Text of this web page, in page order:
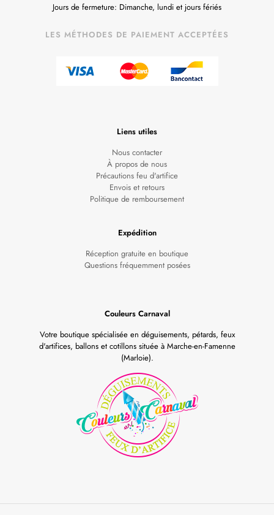
Jours de fermeture: Dimanche, lundi et jours fériés
LES MÉTHODES DE PAIEMENT ACCEPTÉES
Liens utiles
Nous contacter
À propos de nous
Précautions feu d'artifice
Envois et retours
Politique de remboursement
Expédition
Réception gratuite en boutique
Questions fréquemment posées
Couleurs Carnaval
Votre boutique spécialisée en déguisements, pétards, feux
d'artifices, ballons et cotillons située à Marche-en-Famenne
(Marloie).